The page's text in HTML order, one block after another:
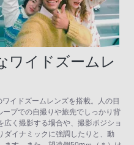
ワイドズームレ
イドズームレンズを搭載。人の目
プでの自撮りや旅先でしっかり背
く撮影する場合や、撮影ポジショ
ダイナミックに強調したりと、動